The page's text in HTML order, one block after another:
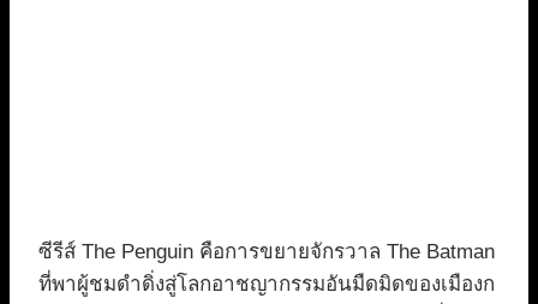
ซีรีส์ The Penguin คือการขยายจักรวาล The Batman
ที่พาผู้ชมดำดิ่งสู่โลกอาชญากรรมอันมืดมิดของเมืองก